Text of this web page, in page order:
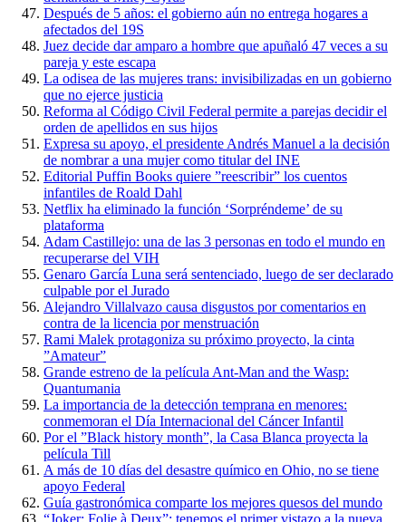
Después de 5 años: el gobierno aún no entrega hogares a
afectados del 19S
Juez decide dar amparo a hombre que apuñaló 47 veces a su
pareja y este escapa
La odisea de las mujeres trans: invisibilizadas en un gobierno
que no ejerce justicia
Reforma al Código Civil Federal permite a parejas decidir el
orden de apellidos en sus hijos
Expresa su apoyo, el presidente Andrés Manuel a la decisión
de nombrar a una mujer como titular del INE
Editorial Puffin Books quiere ”reescribir” los cuentos
infantiles de Roald Dahl
Netflix ha eliminado la función ‘Sorpréndeme’ de su
plataforma
Adam Castillejo: una de las 3 personas en todo el mundo en
recuperarse del VIH
Genaro García Luna será sentenciado, luego de ser declarado
culpable por el Jurado
Alejandro Villalvazo causa disgustos por comentarios en
contra de la licencia por menstruación
Rami Malek protagoniza su próximo proyecto, la cinta
”Amateur”
Grande estreno de la película Ant-Man and the Wasp:
Quantumania
La importancia de la detección temprana en menores:
conmemoran el Día Internacional del Cáncer Infantil
Por el ”Black history month”, la Casa Blanca proyecta la
película Till
A más de 10 días del desastre químico en Ohio, no se tiene
apoyo Federal
Guía gastronómica comparte los mejores quesos del mundo
“Joker: Folie à Deux”: tenemos el primer vistazo a la nueva